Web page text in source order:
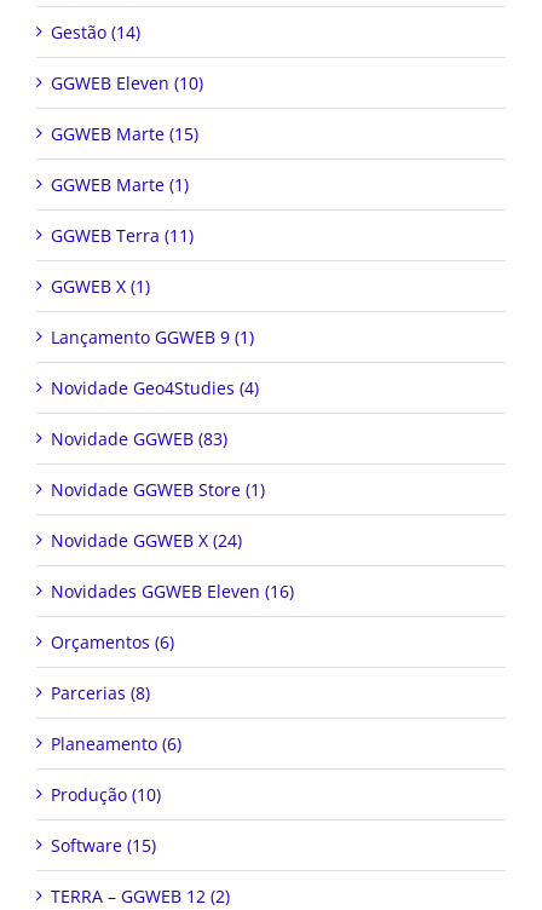
Gestão (14)
GGWEB Eleven (10)
GGWEB Marte (15)
GGWEB Marte (1)
GGWEB Terra (11)
GGWEB X (1)
Lançamento GGWEB 9 (1)
Novidade Geo4Studies (4)
Novidade GGWEB (83)
Novidade GGWEB Store (1)
Novidade GGWEB X (24)
Novidades GGWEB Eleven (16)
Orçamentos (6)
Parcerias (8)
Planeamento (6)
Produção (10)
Software (15)
TERRA – GGWEB 12 (2)